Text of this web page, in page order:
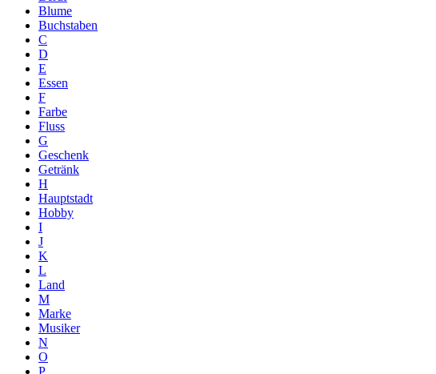
Blume
Buchstaben
C
D
E
Essen
F
Farbe
Fluss
G
Geschenk
Getränk
H
Hauptstadt
Hobby
I
J
K
L
Land
M
Marke
Musiker
N
O
P